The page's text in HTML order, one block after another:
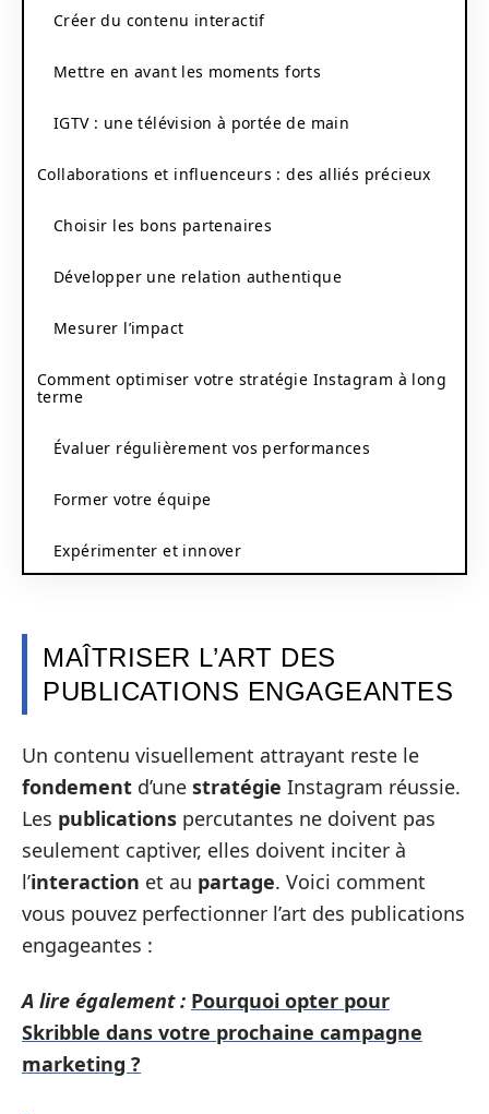
Créer du contenu interactif
Mettre en avant les moments forts
IGTV : une télévision à portée de main
Collaborations et influenceurs : des alliés précieux
Choisir les bons partenaires
Développer une relation authentique
Mesurer l’impact
Comment optimiser votre stratégie Instagram à long
terme
Évaluer régulièrement vos performances
Former votre équipe
Expérimenter et innover
MAÎTRISER L’ART DES
PUBLICATIONS ENGAGEANTES
Un contenu visuellement attrayant reste le
fondement d’une stratégie Instagram réussie.
Les publications percutantes ne doivent pas
seulement captiver, elles doivent inciter à
l’interaction et au partage. Voici comment
vous pouvez perfectionner l’art des publications
engageantes :
A lire également : Pourquoi opter pour
Skribble dans votre prochaine campagne
marketing ?